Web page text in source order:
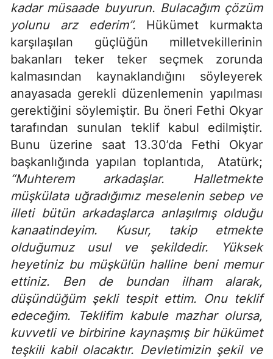
kadar müsaade buyurun. Bulacağım çözüm
yolunu arz ederim”. Hükümet kurmakta
karşılaşılan güçlüğün milletvekillerinin
bakanları teker teker seçmek zorunda
kalmasından kaynaklandığını söyleyerek
anayasada gerekli düzenlemenin yapılması
gerektiğini söylemiştir. Bu öneri Fethi Okyar
tarafından sunulan teklif kabul edilmiştir.
Bunu üzerine saat 13.30’da Fethi Okyar
başkanlığında yapılan toplantıda, Atatürk;
“Muhterem arkadaşlar. Halletmekte
müşkülata uğradığımız meselenin sebep ve
illeti bütün arkadaşlarca anlaşılmış olduğu
kanaatindeyim. Kusur, takip etmekte
olduğumuz usul ve şekildedir. Yüksek
heyetiniz bu müşkülün halline beni memur
ettiniz. Ben de bundan ilham alarak,
düşündüğüm şekli tespit ettim. Onu teklif
edeceğim. Teklifim kabule mazhar olursa,
kuvvetli ve birbirine kaynaşmış bir hükümet
teşkili kabil olacaktır. Devletimizin şekil ve